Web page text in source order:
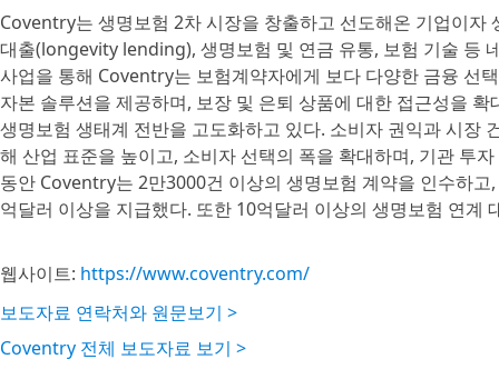
Coventry는 생명보험 2차 시장을 창출하고 선도해온 기업이
대출(longevity lending), 생명보험 및 연금 유통, 보험 기술 등
사업을 통해 Coventry는 보험계약자에게 보다 다양한 금융 선
자본 솔루션을 제공하며, 보장 및 은퇴 상품에 대한 접근성을
생명보험 생태계 전반을 고도화하고 있다. 소비자 권익과 시
해 산업 표준을 높이고, 소비자 선택의 폭을 확대하며, 기관 투
동안 Coventry는 2만3000건 이상의 생명보험 계약을 인수하
억달러 이상을 지급했다. 또한 10억달러 이상의 생명보험 연
웹사이트: https://www.coventry.com/
보도자료 연락처와 원문보기 >
Coventry 전체 보도자료 보기 >